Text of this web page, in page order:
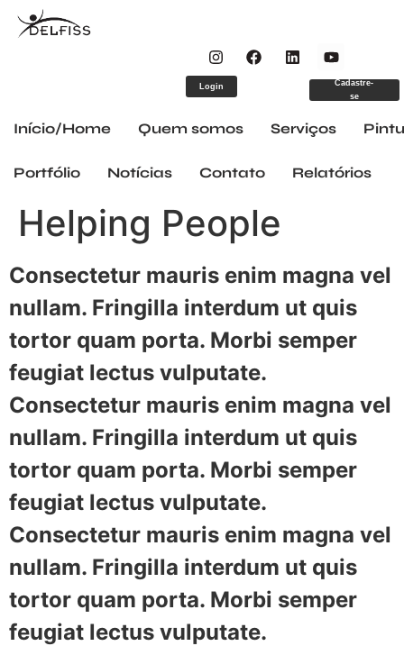
Login
Cadastre-
se
Início/Home Quem somos Serviços
Portfólio Notícias Contato Relatórios
Helping People
Consectetur mauris enim magna vel
nullam. Fringilla interdum ut quis
tortor quam porta. Morbi semper
feugiat lectus vulputate.
Consectetur mauris enim magna vel
nullam. Fringilla interdum ut quis
tortor quam porta. Morbi semper
feugiat lectus vulputate.
Consectetur mauris enim magna vel
nullam. Fringilla interdum ut quis
tortor quam porta. Morbi semper
feugiat lectus vulputate.